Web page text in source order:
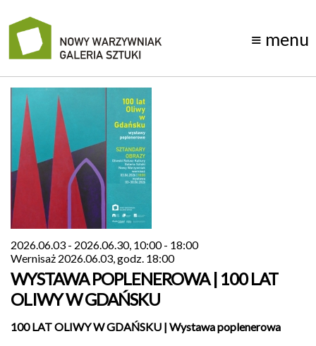
manifest
wystawy
galeria
1D
kontakt
archiwum
o
nas
≡ menu
2026.06.03 - 2026.06.30, 10:00 - 18:00
Wernisaż 2026.06.03, godz. 18:00
WYSTAWA POPLENEROWA | 100 LAT
OLIWY W GDAŃSKU
100 LAT OLIWY W GDAŃSKU | Wystawa poplenerowa